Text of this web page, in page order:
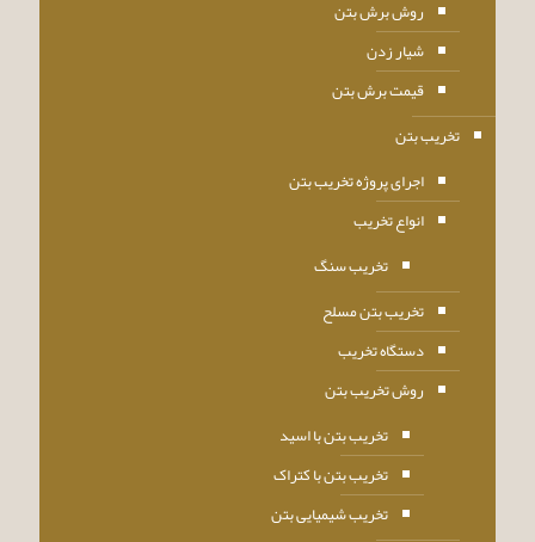
روش برش بتن
شیار زدن
قیمت برش بتن
تخریب بتن
اجرای پروژه تخریب بتن
انواع تخریب
تخریب سنگ
تخریب بتن مسلح
دستگاه تخریب
روش تخریب بتن
تخریب بتن با اسید
تخریب بتن با کتراک
تخریب شیمیایی بتن